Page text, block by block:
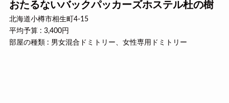
おたるないバックパッカーズホステル杜の樹
北海道小樽市相生町4-15
平均予算 : 3,400円
部屋の種類 : 男女混合ドミトリー、女性専用ドミトリー